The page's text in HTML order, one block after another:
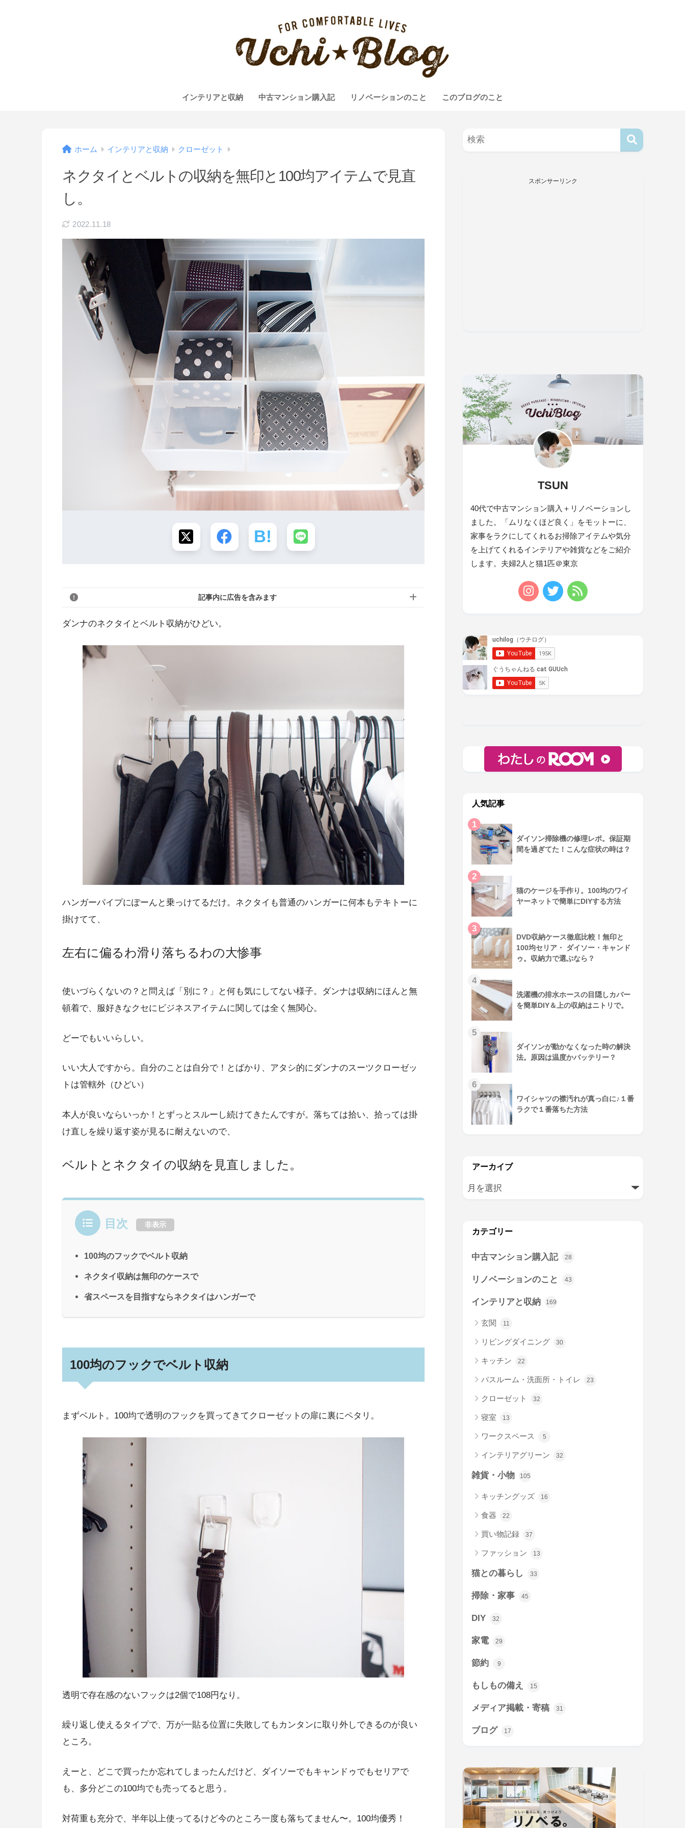
インテリアと収納 中古マンション購入記 リノベーションのこと このブログのこと
ホーム インテリアと収納 クローゼット
ネクタイとベルトの収納を無印と100均アイテムで見直
し。
2022.11.18
記事内に広告を含みます
ダンナのネクタイとベルト収納がひどい。
ハンガーパイプにぽーんと乗っけてるだけ。ネクタイも普通のハンガーに何本もテキトーに
掛けてて、
左右に偏るわ滑り落ちるわの大惨事
使いづらくないの？と問えば「別に？」と何も気にしてない様子。ダンナは収納にほんと無
頓着で、服好きなクセにビジネスアイテムに関しては全く無関心。
どーでもいいらしい。
いい大人ですから。自分のことは自分で！とばかり、アタシ的にダンナのスーツクローゼッ
トは管轄外（ひどい）
本人が良いならいっか！とずっとスルーし続けてきたんですが。落ちては拾い、拾っては掛
け直しを繰り返す姿が見るに耐えないので、
ベルトとネクタイの収納を見直しました。
目次 非表示
100均のフックでベルト収納
ネクタイ収納は無印のケースで
省スペースを目指すならネクタイはハンガーで
100均のフックでベルト収納
まずベルト。100均で透明のフックを買ってきてクローゼットの扉に裏にペタリ。
透明で存在感のないフックは2個で108円なり。
繰り返し使えるタイプで、万が一貼る位置に失敗してもカンタンに取り外しできるのが良い
ところ。
えーと、どこで買ったか忘れてしまったんだけど、ダイソーでもキャンドゥでもセリアで
も、多分どこの100均でも売ってると思う。
対荷重も充分で、半年以上使ってるけど今のところ一度も落ちてません〜。100均優秀！
スポンサーリンク
TSUN
40代で中古マンション購入＋リノベーションし
ました。「ムリなくほど良く」をモットーに、
家事をラクにしてくれるお掃除アイテムや気分
を上げてくれるインテリアや雑貨などをご紹介
します。夫婦2人と猫1匹＠東京
人気記事
1
ダイソン掃除機の修理レポ。保証期
間を過ぎてた！こんな症状の時は？
2
猫のケージを手作り。100均のワイ
ヤーネットで簡単にDIYする方法
3
DVD収納ケース徹底比較！無印と
100均セリア・ ダイソー・キャンド
ゥ。収納力で選ぶなら？
4
洗濯機の排水ホースの目隠しカバー
を簡単DIY＆上の収納はニトリで。
5
ダイソンが動かなくなった時の解決
法。原因は温度かバッテリー？
6
ワイシャツの襟汚れが真っ白に♪１番
ラクで１番落ちた方法
アーカイブ
カテゴリー
中古マンション購入記 28
リノベーションのこと 43
インテリアと収納 169
玄関 11
リビングダイニング 30
キッチン 22
バスルーム・洗面所・トイレ 23
クローゼット 32
寝室 13
ワークスペース 5
インテリアグリーン 32
雑貨・小物 105
キッチングッズ 16
食器 22
買い物記録 37
ファッション 13
猫との暮らし 33
掃除・家事 45
DIY 32
家電 29
節約 9
もしもの備え 15
メディア掲載・寄稿 31
ブログ 17